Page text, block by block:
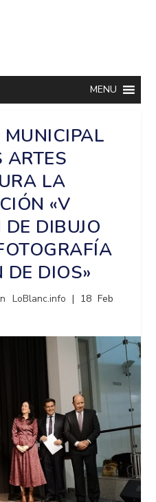
MENU
MUNICIPAL
ARTES
LA
«V
DE DIBUJO
DE DIOS»
LoBlanc.info | 18 Feb